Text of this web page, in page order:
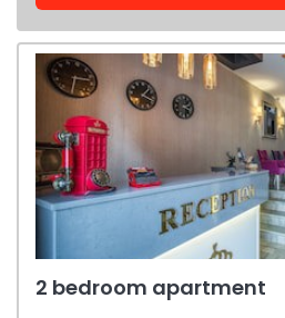
2 bedroom apartment